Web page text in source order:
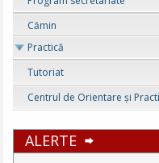
Cămin
Practică
Tutoriat
Centrul de Orientare şi
ALERTE